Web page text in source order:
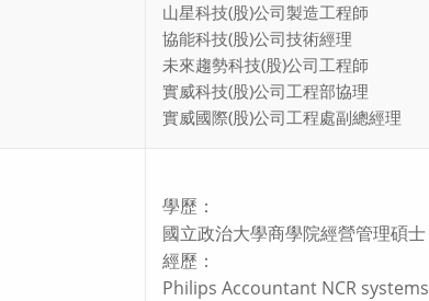
山星科技(股)公司製造工程師
協能科技(股)公司技術經理
未來趨勢科技(股)公司工程師
實威科技(股)公司工程部協理
實威國際(股)公司工程處副總經理
學歷：
國立政治大學商學院經營管理碩士
經歷：
Philips Accountant NCR systems